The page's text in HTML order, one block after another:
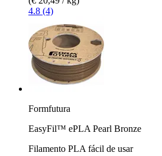
4.8 (4)
Formfutura
EasyFil™ ePLA Pearl Bronze
Filamento PLA fácil de usar